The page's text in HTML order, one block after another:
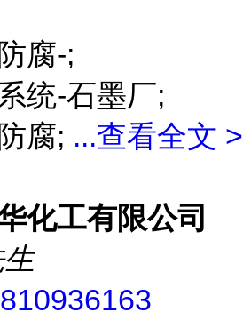
腐-;
统-石墨厂;
腐; ...查看全文 >
化工有限公司